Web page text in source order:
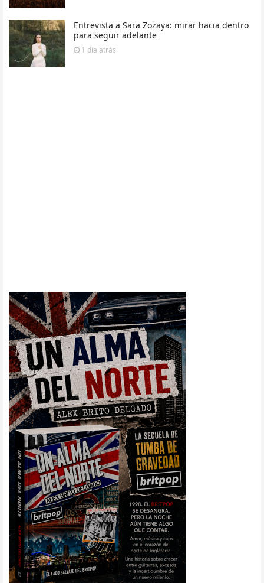
Entrevista a Sara Zozaya: mirar hacia dentro
para seguir adelante
1 día atrás